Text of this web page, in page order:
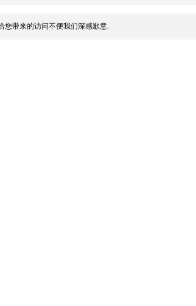
您带来的访问不便我们深感歉意.